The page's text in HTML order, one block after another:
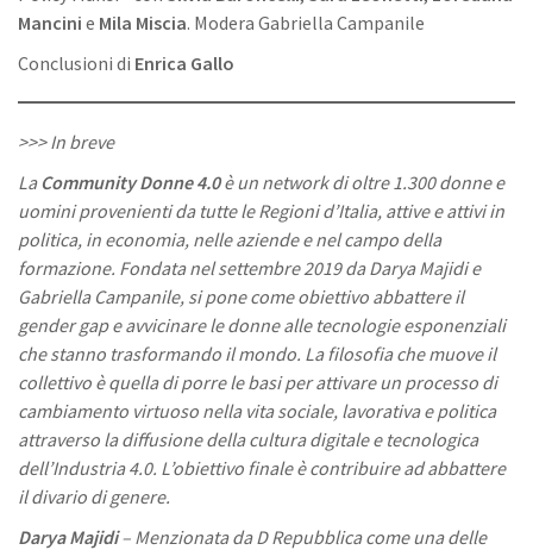
Mancini e Mila Miscia. Modera Gabriella Campanile
Conclusioni di Enrica Gallo
>>> In breve
La Community Donne 4.0è un network di oltre 1.300 donne e
uomini provenienti da tutte le Regioni d’Italia, attive e attivi in
politica, in economia, nelle aziende e nel campo della
formazione. Fondata nel settembre 2019 da Darya Majidi e
Gabriella Campanile, si pone come obiettivo abbattere il
gender gap e avvicinare le donne alle tecnologie esponenziali
che stanno trasformando il mondo. La filosofia che muove il
collettivo è quella di porre le basi per attivare un processo di
cambiamento virtuoso nella vita sociale, lavorativa e politica
attraverso la diffusione della cultura digitale e tecnologica
dell’Industria 4.0. L’obiettivo finale è contribuire ad abbattere
il divario di genere.
Darya Majidi– Menzionata da D Repubblica come una delle